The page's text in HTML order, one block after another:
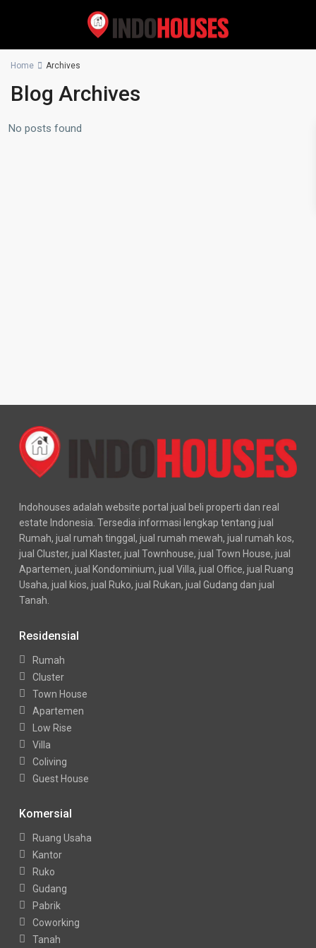
Home Archives
Blog Archives
No posts found
Indohouses adalah website portal jual beli properti dan real
estate Indonesia. Tersedia informasi lengkap tentang jual
Rumah, jual rumah tinggal, jual rumah mewah, jual rumah kos,
jual Cluster, jual Klaster, jual Townhouse, jual Town House, jual
Apartemen, jual Kondominium, jual Villa, jual Office, jual Ruang
Usaha, jual kios, jual Ruko, jual Rukan, jual Gudang dan jual
Tanah.
Residensial
Rumah
Cluster
Town House
Apartemen
Low Rise
Villa
Coliving
Guest House
Komersial
Ruang Usaha
Kantor
Ruko
Gudang
Pabrik
Coworking
Tanah